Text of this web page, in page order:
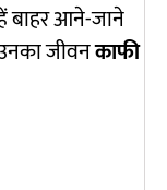
बाहर आने-जाने
जीवनकाफी